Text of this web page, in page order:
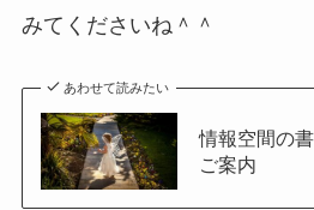
みてくださいね＾＾
あわせて読みたい
情報空間の
ご案内